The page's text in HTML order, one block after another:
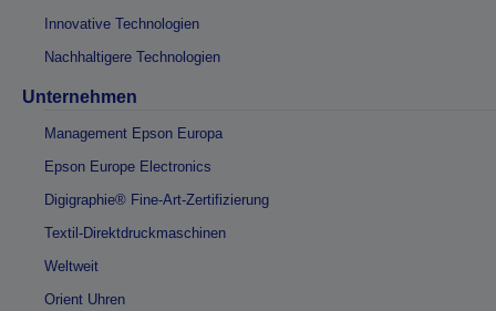
Innovative Technologien
Nachhaltigere Technologien
Unternehmen
Management Epson Europa
Epson Europe Electronics
Digigraphie® Fine-Art-Zertifizierung
Textil-Direktdruckmaschinen
Weltweit
Orient Uhren